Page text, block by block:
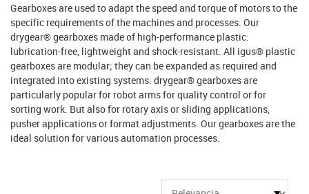
Gearboxes are used to adapt the speed and torque of motors to the
specific requirements of the machines and processes. Our
drygear® gearboxes made of high-performance plastic:
lubrication-free, lightweight and shock-resistant. All igus® plastic
gearboxes are modular; they can be expanded as required and
integrated into existing systems. drygear® gearboxes are
particularly popular for robot arms for quality control or for
sorting work. But also for rotary axis or sliding applications,
pusher applications or format adjustments. Our gearboxes are the
ideal solution for various automation processes.